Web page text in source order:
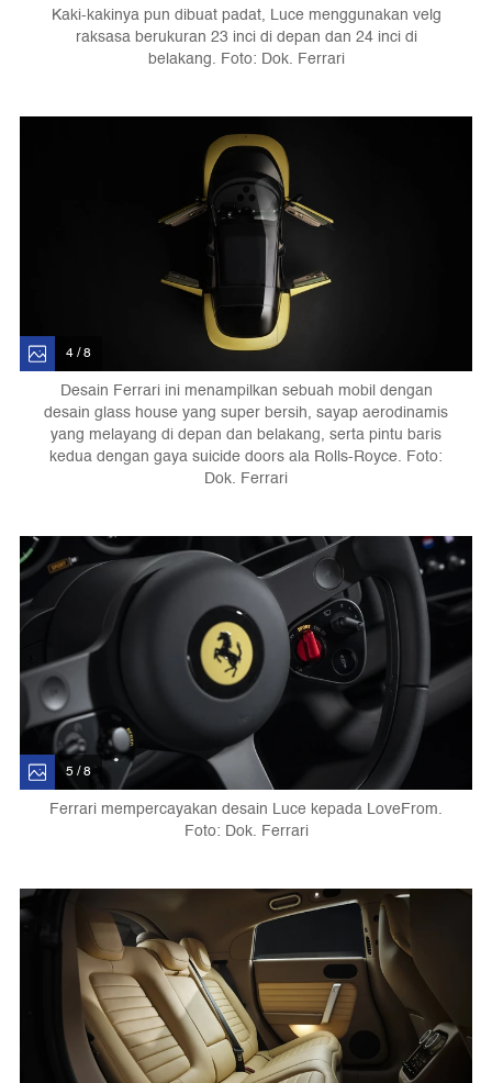
Kaki-kakinya pun dibuat padat, Luce menggunakan velg
raksasa berukuran 23 inci di depan dan 24 inci di
belakang. Foto: Dok. Ferrari
4 / 8
Desain Ferrari ini menampilkan sebuah mobil dengan
desain glass house yang super bersih, sayap aerodinamis
yang melayang di depan dan belakang, serta pintu baris
kedua dengan gaya suicide doors ala Rolls-Royce. Foto:
Dok. Ferrari
5 / 8
Ferrari mempercayakan desain Luce kepada LoveFrom.
Foto: Dok. Ferrari